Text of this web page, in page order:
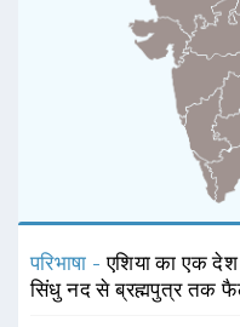
परिभाषा -एशिया का एक
सिंधु नद से ब्रह्मपुत्र तक